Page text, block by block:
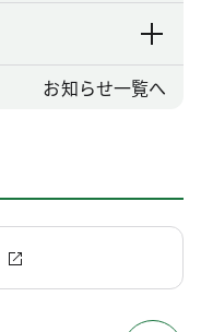
お知らせ一覧へ